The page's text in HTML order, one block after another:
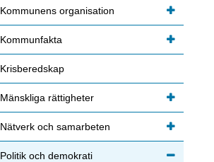
Kommunens organisation
Kommunfakta
Krisberedskap
Mänskliga rättigheter
Nätverk och samarbeten
Politik och demokrati